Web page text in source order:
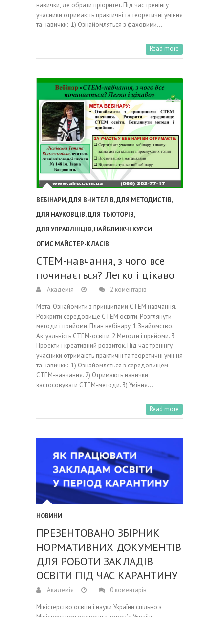
навички, де обрати пріоритет. Під час тренінгу
учасники отримають практичні та теоретичні уміння
та навички: 1) Ознайомляться з фаховими…
Read more
ВЕБІНАРИ,ДЛЯ ВЧИТЕЛІВ,ДЛЯ МЕТОДИСТІВ,
ДЛЯ НАУКОВЦІВ,ДЛЯ ТЬЮТОРІВ,
ДЛЯ УПРАВЛІНЦІВ,НАЙБЛИЖЧІ КУРСИ,
ОПИС МАЙСТЕР-КЛАСІВ
СТЕМ-навчання, з чого все
починається? Легко і цікаво
Академія 2 коментарів
Мета. Ознайомити з принципами СТЕМ навчання.
Розкрити середовище СТЕМ освіти. Розглянути
методи і прийоми. План вебінару: 1.Знайомство.
Актуальність СТЕМ-освіти. 2.Методи і прийоми. 3.
Проекти і креативний розвиток. Під час тренінгу
учасники отримають практичні та теоретичні уміння
та навички: 1) Ознайомляться з середовищем
СТЕМ-навчання. 2) Отримають навички
застосовувати СТЕМ-методи. 3) Уміння…
Read more
НОВИНИ
ПРЕЗЕНТОВАНО ЗБІРНИК
НОРМАТИВНИХ ДОКУМЕНТІВ
ДЛЯ РОБОТИ ЗАКЛАДІВ
ОСВІТИ ПІД ЧАС КАРАНТИНУ
Академія 0 коментарів
Міністерство освіти і науки України спільно з